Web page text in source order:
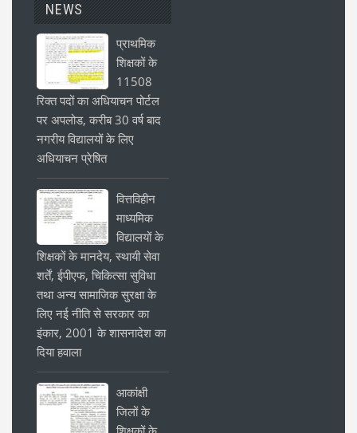
NEWS
प्राथमिक
शिक्षकों के
11508
रिक्त पदों का अधियाचन पोर्टल
पर अपलोड, करीब 30 वर्ष बाद
नगरीय विद्यालयों के लिए
अधियाचन प्रेषित
वित्तविहीन
माध्यमिक
विद्यालयों के
शिक्षकों के मानदेय, स्थायी सेवा
शर्तें, ईपीएफ, चिकित्सा सुविधा
तथा अन्य सामाजिक सुरक्षा के
लिए नई नीति से सरकार का
इंकार, 2001 के शासनादेश का
दिया हवाला
आकांक्षी
जिलों के